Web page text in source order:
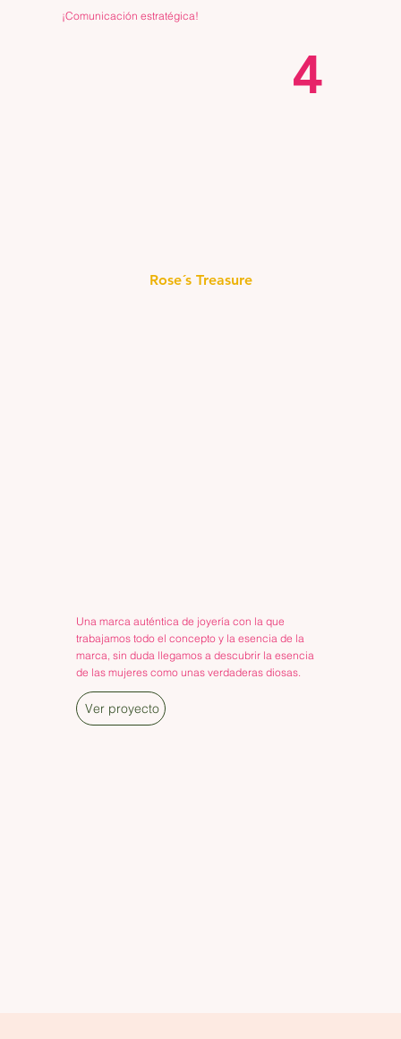
¡Comunicación estratégica!
4
Rose´s Treasure
Una marca auténtica de joyería con la que
trabajamos todo el concepto y la esencia de la
marca, sin duda llegamos a descubrir la esencia
de las mujeres como unas verdaderas diosas.
Ver proyecto